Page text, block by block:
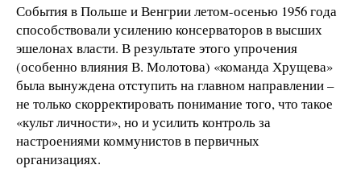
События в Польше и Венгрии летом-осенью 1956 года
способствовали усилению консерваторов в высших
эшелонах власти. В результате этого упрочения
(особенно влияния В. Молотова) «команда Хрущева»
была вынуждена отступить на главном направлении –
не только скорректировать понимание того, что такое
«культ личности», но и усилить контроль за
настроениями коммунистов в первичных
организациях.